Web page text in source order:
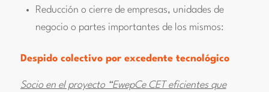
Reducción o cierre de empresas, unidades de
negocio o partes importantes de los mismos:
Despido colectivo por excedente tecnológico
Socio en el proyecto “EwepCe CET eficientes que